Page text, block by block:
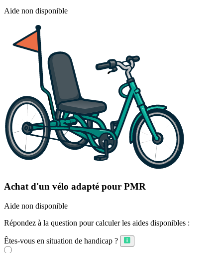
Aide non disponible
Achat d'un vélo adapté pour PMR
Aide non disponible
Répondez à la question pour calculer les aides disponibles :
Êtes-vous en situation de handicap ?